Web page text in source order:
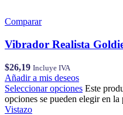
Comparar
Vibrador Realista
$26,19 Incluye IVA
Añadir a mis deseos
Seleccionar opciones Este
opciones se pueden elegir en
Vistazo